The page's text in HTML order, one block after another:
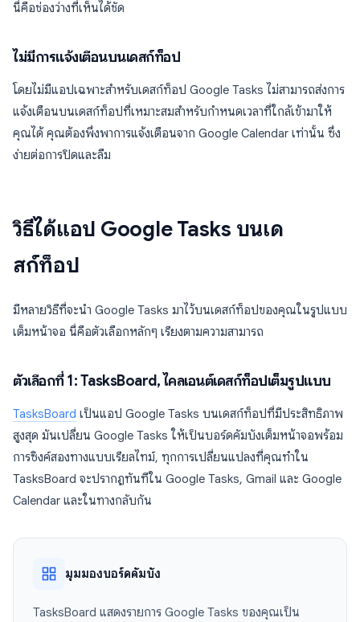
นี่คือช่องว่างที่เห็นได้ชัด
ไม่มีการแจ้งเตือนบนเดสก์ท็อป
โดยไม่มีแอปเฉพาะสำหรับเดสก์ท็อป Google Tasks ไม่สามารถส่งการ
แจ้งเตือนบนเดสก์ท็อปที่เหมาะสมสำหรับกำหนดเวลาที่ใกล้เข้ามาให้
คุณได้ คุณต้องพึ่งพาการแจ้งเตือนจาก Google Calendar เท่านั้น ซึ่ง
ง่ายต่อการปิดและลืม
วิธีได้แอป Google Tasks บนเด
สก์ท็อป
มีหลายวิธีที่จะนำ Google Tasks มาไว้บนเดสก์ท็อปของคุณในรูปแบบ
เต็มหน้าจอ นี่คือตัวเลือกหลักๆ เรียงตามความสามารถ
ตัวเลือกที่ 1: TasksBoard, ไคลเอนต์เดสก์ท็อปเต็มรูปแบบ
TasksBoard เป็นแอป Google Tasks บนเดสก์ท็อปที่มีประสิทธิภาพ
สูงสุด มันเปลี่ยน Google Tasks ให้เป็นบอร์ดคัมบังเต็มหน้าจอพร้อม
การซิงค์สองทางแบบเรียลไทม์, ทุกการเปลี่ยนแปลงที่คุณทำใน
TasksBoard จะปรากฏทันทีใน Google Tasks, Gmail และ Google
Calendar และในทางกลับกัน
มุมมองบอร์ดคัมบัง
TasksBoard แสดงรายการ Google Tasks ของคุณเป็น